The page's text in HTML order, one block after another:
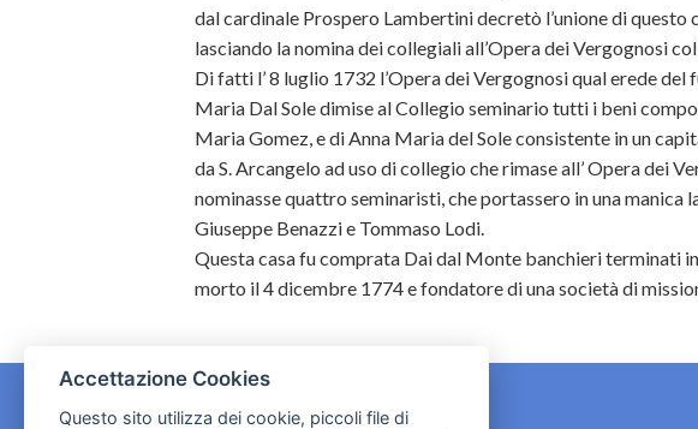
dal cardinale Prospero Lambertini decretò l’unione di questo
lasciando la nomina dei collegiali all’Opera dei Vergognosi
Di fatti l’ 8 luglio 1732 l’Opera dei Vergognosi qual erede del
Maria Dal Sole dimise al Collegio seminario tutti i beni
Maria Gomez, e di Anna Maria del Sole consistente in un
da S. Arcangelo ad uso di collegio che rimase all’ Opera dei
nominasse quattro seminaristi, che portassero in una manica
Giuseppe Benazzi e Tommaso Lodi.
Questa casa fu comprata Dai dal Monte banchieri terminati
morto il 4 dicembre 1774 e fondatore di una società di
Accettazione Cookies
Questo sito utilizza dei cookie, piccoli file di